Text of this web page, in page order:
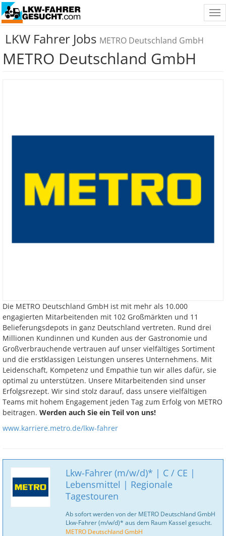
LKW Fahrer Jobs METRO Deutschland GmbH
METRO Deutschland GmbH
Die METRO Deutschland GmbH ist mit mehr als 10.000
engagierten Mitarbeitenden mit 102 Großmärkten und 11
Belieferungsdepots in ganz Deutschland vertreten. Rund drei
Millionen Kundinnen und Kunden aus der Gastronomie und
Großverbrauchende vertrauen auf unser vielfältiges Sortiment
und die erstklassigen Leistungen unseres Unternehmens. Mit
Leidenschaft, Kompetenz und Empathie tun wir alles dafür, sie
optimal zu unterstützen. Unsere Mitarbeitenden sind unser
Erfolgsrezept. Wir sind stolz darauf, dass unsere vielfältigen
Teams mit hohem Engagement jeden Tag zum Erfolg von METRO
beitragen. Werden auch Sie ein Teil von uns!
www.karriere.metro.de/lkw-fahrer
Lkw-Fahrer (m/w/d)* | C / CE |
Lebensmittel | Regionale
Tagestouren
Ab sofort werden von der METRO Deutschland GmbH
Lkw-Fahrer (m/w/d)* aus dem Raum Kassel gesucht.
METRO Deutschland GmbH